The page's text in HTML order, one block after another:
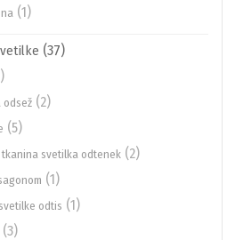
(1)
(37)
odsež (2)
(5)
svetilka odtenek (2)
(1)
odtis (1)
(3)